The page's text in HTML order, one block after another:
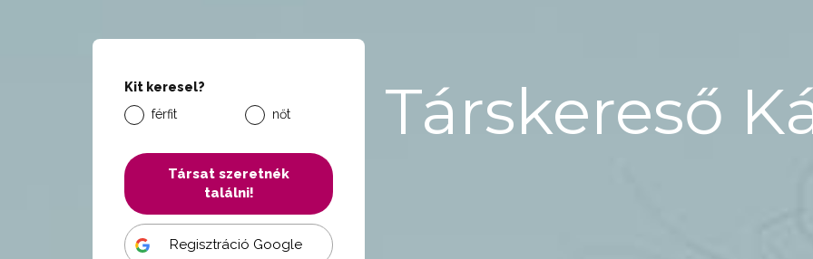
Kit keresel?
férfit
nőt
Társat szeretnék
találni!
Regisztráció Google
Társkereső